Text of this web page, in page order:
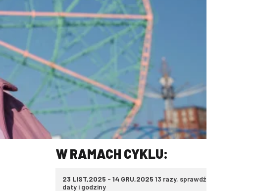
W RAMACH CYKLU:
23 LIST,2025 - 14 GRU,2025 13 razy, sprawdź
daty i godziny